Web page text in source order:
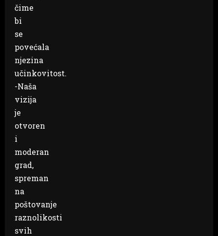
čime
bi
se
povećala
njezina
učinkovitost.
-Naša
vizija
je
otvoren
i
moderan
grad,
spreman
na
poštovanje
raznolikosti
svih